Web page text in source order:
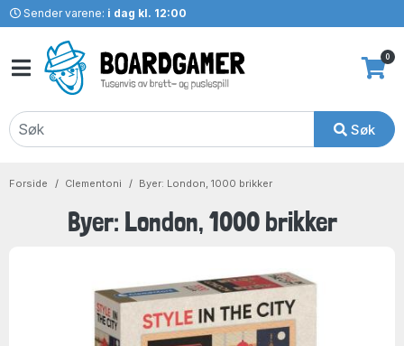
Sender varene: i dag kl. 12:00
Søk
0
Forside Clementoni Byer: London, 1000 brikker
Byer: London, 1000 brikker